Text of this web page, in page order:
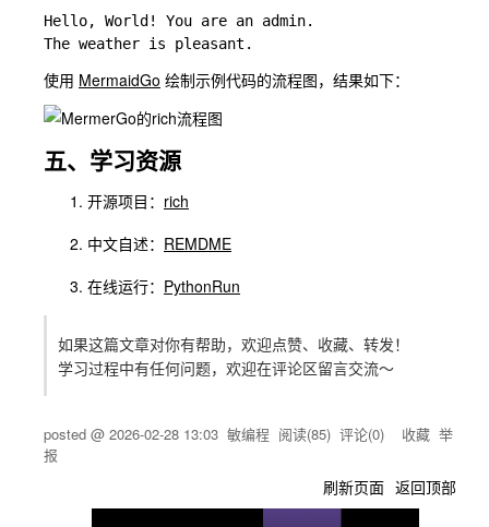
Hello, World! You are an admin.
使用 MermaidGo 绘制示例代码的流程图，结果如下：
五、学习资源
开源项目： rich
中文自述： REMDME
在线运行： PythonRun
如果这篇文章对你有帮助，欢迎点赞、收藏、转发！
学习过程中有任何问题，欢迎在评论区留言交流～
posted @ 2026-02-28 13:03 敏编程 阅读(85) 评论(0) 收藏 举
报
刷新页面 返回顶部